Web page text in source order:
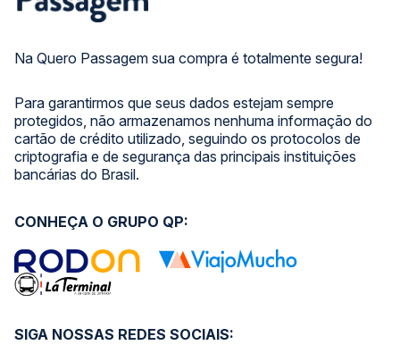
Na Quero Passagem sua compra é totalmente segura!
Para garantirmos que seus dados estejam sempre
protegidos, não armazenamos nenhuma informação do
cartão de crédito utilizado, seguindo os protocolos de
criptografia e de segurança das principais instituições
bancárias do Brasil.
SIGA NOSSAS REDES SOCIAIS:
CONHEÇA O GRUPO QP: